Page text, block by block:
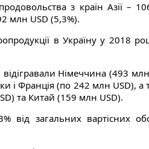
з країн Азії –
млн USD (5,3%).
в Україну у 2018
відігравали Німеччина (493
і Франція (по 242 млн USD),
та Китай (159 млн USD).
від загальних вартісних